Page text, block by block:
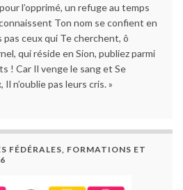
l’opprimé, un refuge au temps
Ton nom se confient en
pas ceux qui Te cherchent, ô
qui réside en Sion, publiez parmi
! Car Il venge le sang et Se
n’oublie pas leurs cris. »
FÉDÉRALES, FORMATIONS ET